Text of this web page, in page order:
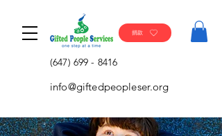
捐款
(647) 699 - 8416
info@giftedpeopleser.org